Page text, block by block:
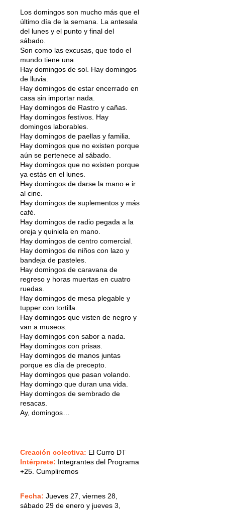
Los domingos son mucho más que el
último día de la semana. La antesala
del lunes y el punto y final del
sábado.
Son como las excusas, que todo el
mundo tiene una.
Hay domingos de sol. Hay domingos
de lluvia.
Hay domingos de estar encerrado en
casa sin importar nada.
Hay domingos de Rastro y cañas.
Hay domingos festivos. Hay
domingos laborables.
Hay domingos de paellas y familia.
Hay domingos que no existen porque
aún se pertenece al sábado.
Hay domingos que no existen porque
ya estás en el lunes.
Hay domingos de darse la mano e ir
al cine.
Hay domingos de suplementos y más
café.
Hay domingos de radio pegada a la
oreja y quiniela en mano.
Hay domingos de centro comercial.
Hay domingos de niños con lazo y
bandeja de pasteles.
Hay domingos de caravana de
regreso y horas muertas en cuatro
ruedas.
Hay domingos de mesa plegable y
tupper con tortilla.
Hay domingos que visten de negro y
van a museos.
Hay domingos con sabor a nada.
Hay domingos con prisas.
Hay domingos de manos juntas
porque es día de precepto.
Hay domingos que pasan volando.
Hay domingo que duran una vida.
Hay domingos de sembrado de
resacas.
Ay, domingos…
Creación colectiva: El Curro DT
Intérprete: Integrantes del Programa
+25. Cumpliremos
Fecha: Jueves 27, viernes 28,
sábado 29 de enero y jueves 3,